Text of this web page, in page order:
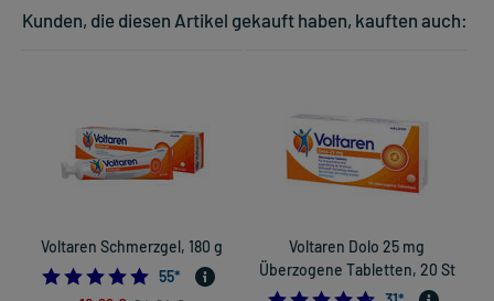
Kunden, die diesen Artikel gekauft haben, kauften auch:
Voltaren Schmerzgel, 180 g
4.872727272727273
55*
Voltaren Dolo 25 mg
Überzogene Tabletten, 20 St